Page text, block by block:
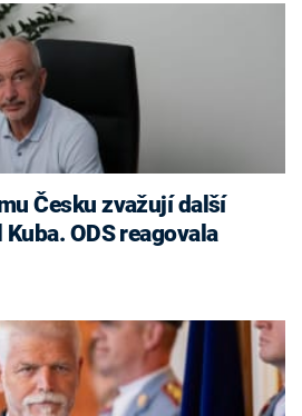
ODS reagovala